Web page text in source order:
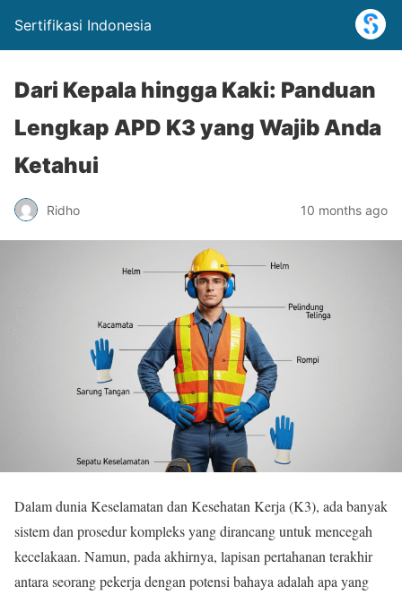
Sertifikasi Indonesia
Dari Kepala hingga Kaki: Panduan
Lengkap APD K3 yang Wajib Anda
Ketahui
Ridho 10 months ago
Dalam dunia Keselamatan dan Kesehatan Kerja (K3), ada banyak
sistem dan prosedur kompleks yang dirancang untuk mencegah
kecelakaan. Namun, pada akhirnya, lapisan pertahanan terakhir
antara seorang pekerja dengan potensi bahaya adalah apa yang